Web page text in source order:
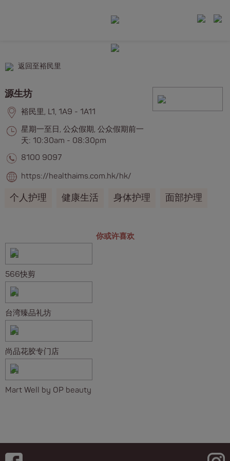
返回至裕民里
源生坊
裕民里, L1, 1A9 - 1A11
星期一至日, 公众假期, 公众假期前一
天: 10:30am - 08:30pm
8100 9097
https://healthaims.com.hk/hk/
个人护理 健康生活 身体护理 面部护理
你或许喜欢
566快剪
台湾臻品礼坊
尚品花胶专门店
Mart Well by OP beauty